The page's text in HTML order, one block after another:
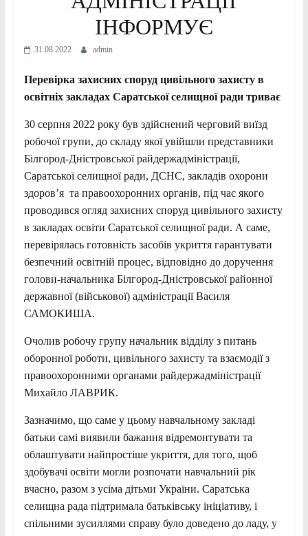
ІНФОРМУЄ
31.08.2022 admin
Перевірка захисних споруд цивільного захисту в
освітніх закладах Саратської селищної ради триває
30 серпня 2022 року був здійснений черговий виїзд
робочої групи, до складу якої увійшли представники
Білгород-Дністровської райдержадміністрації,
Саратської селищної ради, ДСНС, закладів охорони
здоров’я та правоохоронних органів, під час якого
проводився огляд захисних споруд цивільного захисту
в закладах освіти Саратської селищної ради. А саме,
перевірялась готовність засобів укриття гарантувати
безпечний освітній процес, відповідно до доручення
голови-начальника Білгород-Дністровської районної
державної (військової) адміністрації Василя
САМОКИША.
Очолив робочу групу начальник відділу з питань
оборонної роботи, цивільного захисту та взаємодії з
правоохоронними органами райдержадміністрації
Михайло ЛАВРИК.
Зазначимо, що саме у цьому навчальному закладі
батьки самі виявили бажання відремонтувати та
облаштувати найпростіше укриття, для того, щоб
здобувачі освіти могли розпочати навчальний рік
вчасно, разом з усіма дітьми України. Саратська
селищна рада підтримала батьківську ініціативу, і
спільними зусиллями справу було доведено до ладу, у